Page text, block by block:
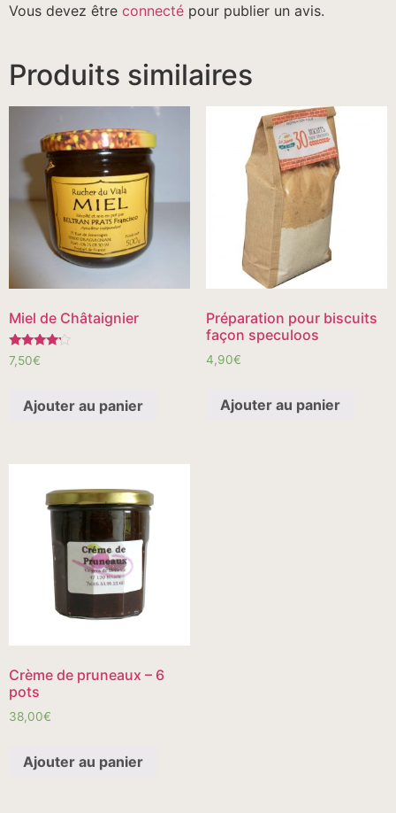
Vous devez être connecté pour publier un avis.
Produits similaires
Miel de Châtaignier
Note
4.00
7,50€
Ajouter au panier
Préparation pour biscuits
façon speculoos
4,90€
Ajouter au panier
Crème de pruneaux – 6
pots
38,00€
Ajouter au panier